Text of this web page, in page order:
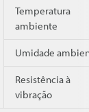
Temperatura
ambiente
Umidade
Resistência à
vibração